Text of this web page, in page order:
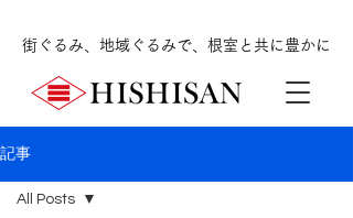
街ぐるみ、地域ぐるみで、根室と共に豊かに
記事
All Posts